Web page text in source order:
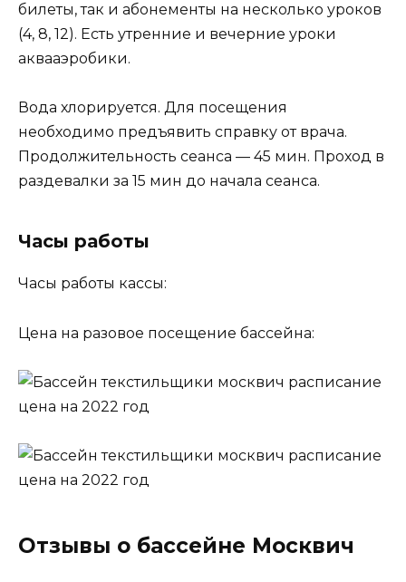
билеты, так и абонементы на несколько уроков
(4, 8, 12). Есть утренние и вечерние уроки
аквааэробики.
Вода хлорируется. Для посещения
необходимо предъявить справку от врача.
Продолжительность сеанса — 45 мин. Проход в
раздевалки за 15 мин до начала сеанса.
Часы работы
Часы работы кассы:
Цена на разовое посещение бассейна:
Отзывы о бассейне Москвич